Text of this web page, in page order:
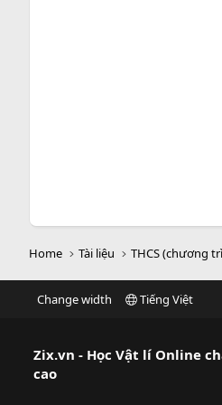
Home Tài liệu THCS (chương
Change width Tiếng Việt
Zix.vn - Học Vật lí Online
cao